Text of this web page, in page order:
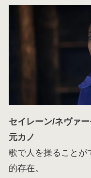
セイレーン/ネヴァ
元カノ
歌で人を操ることが
的存在。